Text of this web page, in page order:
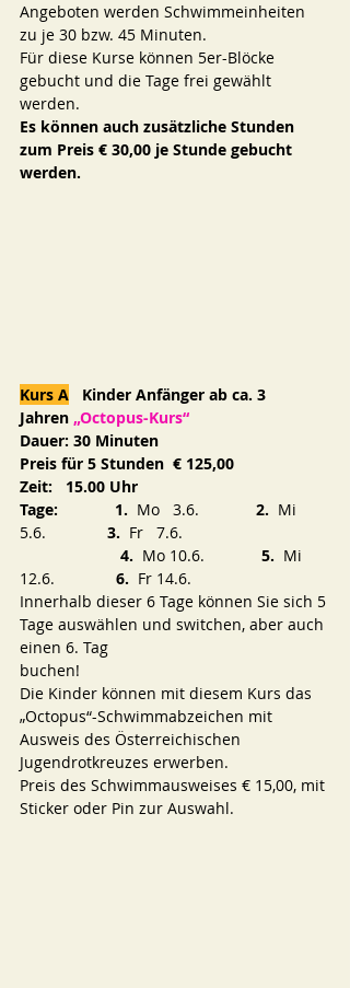
Angeboten werden Schwimmeinheiten
zu je 30 bzw. 45 Minuten.
Für diese Kurse können 5er-Blöcke
gebucht und die Tage frei gewählt
werden.
Es können auch zusätzliche Stunden
zum Preis € 30,00 je Stunde gebucht
werden.
Kurs A Kinder Anfänger ab ca. 3
Jahren „Octopus-Kurs“
Dauer: 30 Minuten
Preis für 5 Stunden  € 125,00
Zeit:   15.00 Uhr
Tage:
1. Mo   3.6. 2. Mi
5.6. 3. Fr   7.6.
4. Mo 10.6. 5. Mi
12.6. 6. Fr 14.6.
Innerhalb dieser 6 Tage können Sie sich 5
Tage auswählen und switchen, aber auch
einen 6. Tag
buchen!
Die Kinder können mit diesem Kurs das
„Octopus“-Schwimmabzeichen mit
Ausweis des Österreichischen
Jugendrotkreuzes erwerben.
Preis des Schwimmausweises € 15,00, mit
Sticker oder Pin zur Auswahl.